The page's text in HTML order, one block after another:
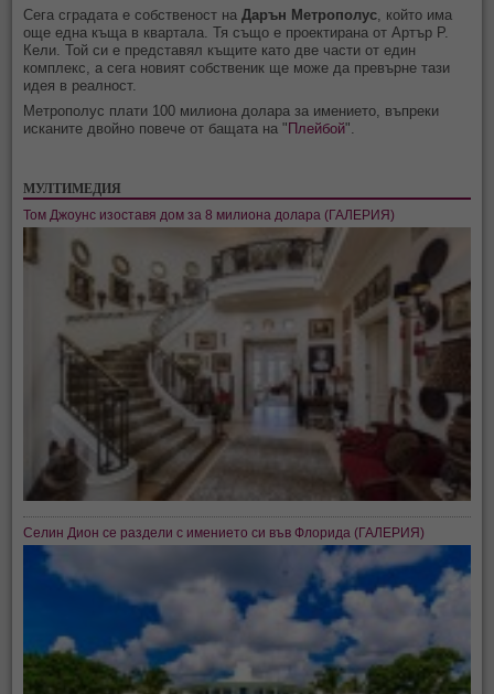
Сега сградата е собственост на Дарън Метрополус , който има
още една къща в квартала. Тя също е проектирана от Артър Р.
Кели. Той си е представял къщите като две части от един
комплекс, а сега новият собственик ще може да превърне тази
идея в реалност.
Метрополус плати 100 милиона долара за имението, въпреки
исканите двойно повече от бащата на "Плейбой".
МУЛТИМЕДИЯ
Том Джоунс изоставя дом за 8 милиона долара (ГАЛЕРИЯ)
Селин Дион се раздели с имението си във Флорида (ГАЛЕРИЯ)